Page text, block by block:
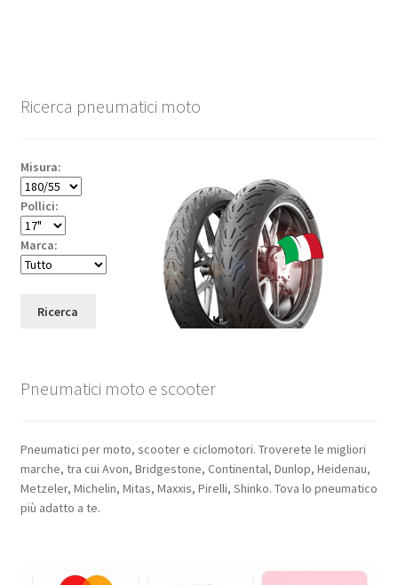
Ricerca pneumatici moto
Misura:
Pollici:
Marca:
Ricerca
Pneumatici moto e scooter
Pneumatici per moto, scooter e ciclomotori. Troverete le migliori
marche, tra cui Avon, Bridgestone, Continental, Dunlop, Heidenau,
Metzeler, Michelin, Mitas, Maxxis, Pirelli, Shinko. Tova lo pneumatico
più adatto a te.